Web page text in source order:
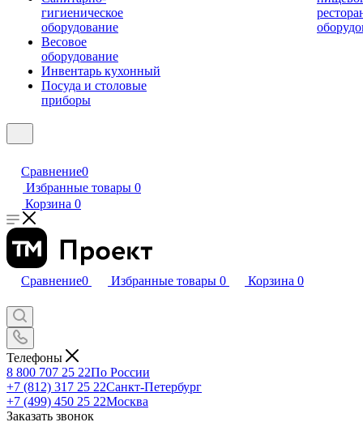
гигиеническое
оборудование
Весовое
оборудование
Инвентарь кухонный
Посуда и столовые
приборы
Сравнение0
Избранные товары 0
Корзина 0
Сравнение0 Избранные товары 0 Корзина 0
Телефоны
8 800 707 25 22По России
+7 (812) 317 25 22Санкт-Петербург
+7 (499) 450 25 22Москва
Заказать звонок